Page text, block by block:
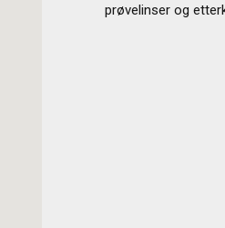
prøvelinser og